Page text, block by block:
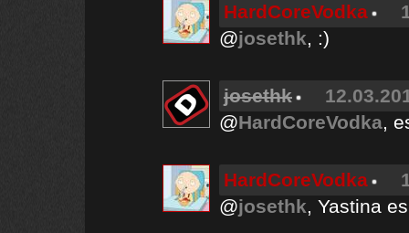
HardCoreVodka
@josethk, :)
josethk
@HardCoreVodka,
HardCoreVodka
@josethk, Yastina